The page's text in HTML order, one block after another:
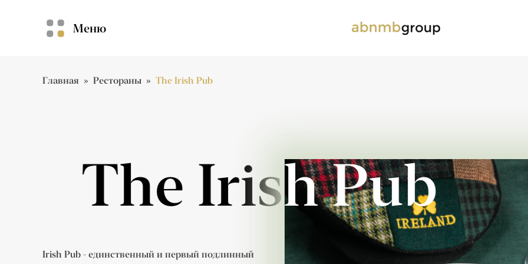
Меню
Главная » Рестораны » The Irish Pub
Pub
Irish Pub - единственный и первый подлинный
Pub